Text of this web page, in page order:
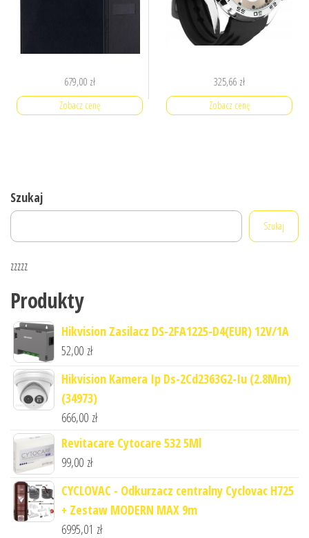
679,00 zł
Zobacz cenę
325,66 zł
Zobacz cenę
Szukaj
Szukaj
zzzzz
Produkty
Hikvision Zasilacz DS-2FA1225-D4(EUR) 12V/1A
52,00 zł
Hikvision Kamera Ip Ds-2Cd2363G2-Iu (2.8Mm)
(34973)
666,00 zł
Revitacare Cytocare 532 5Ml
99,00 zł
CYCLOVAC - Odkurzacz centralny Cyclovac H725
+ Zestaw MODERN MAX 9m
6995,01 zł